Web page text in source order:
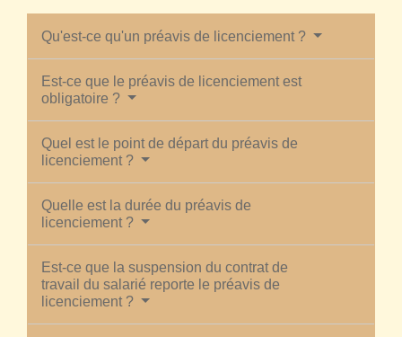
Qu'est-ce qu'un préavis de licenciement ?
Est-ce que le préavis de licenciement est
obligatoire ?
Quel est le point de départ du préavis de
licenciement ?
Quelle est la durée du préavis de
licenciement ?
Est-ce que la suspension du contrat de
travail du salarié reporte le préavis de
licenciement ?